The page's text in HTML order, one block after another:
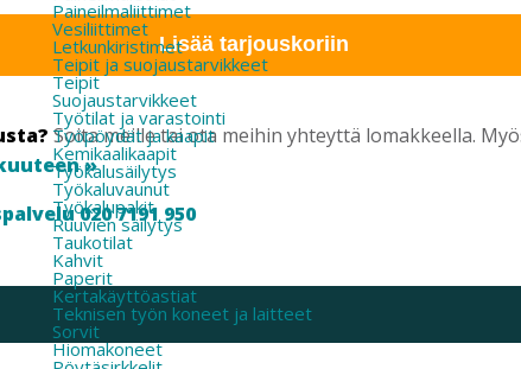
Paineilmaliittimet
Vesiliittimet
Letkunkiristimet
Teipit ja suojaustarvikkeet
Teipit
Suojaustarvikkeet
Työtilat ja varastointi
Työpöydät ja kaapit
Kemikaalikaapit
Työkalusäilytys
Työkaluvaunut
Työkalupakit
Ruuvien säilytys
Taukotilat
Kahvit
Paperit
Kertakäyttöastiat
Teknisen työn koneet ja laitteet
Sorvit
Hiomakoneet
Lisää tarjouskoriin
Soita meille tai ota meihin yhteyttä lomakkeella.
»
020 7191 950